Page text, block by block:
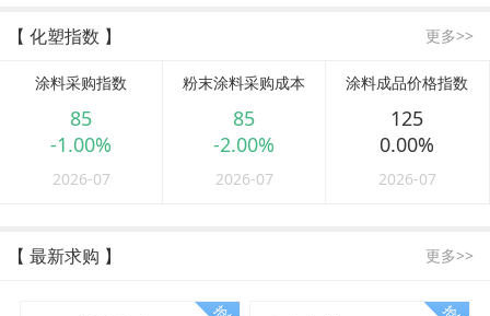
【 化塑指数 】 更多>>
涂料采购指数
85
-1.00%
2026-07
粉末涂料采购成本
85
-2.00%
2026-07
涂料成品价格指数
125
0.00%
2026-07
【 最新求购 】 更多>>